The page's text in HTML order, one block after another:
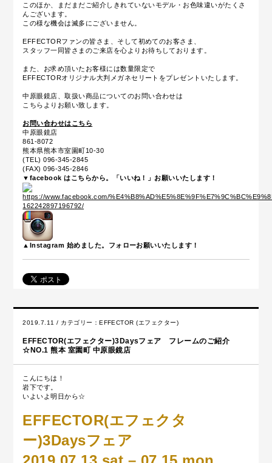
このほか、まだまだご紹介しきれていないモデル・お色味違いがたくさ
んございます。
この様な機会は滅多にございません。
EFFECTORファンの皆さま、そして初めてのお客さま、
スタッフ一同皆さまのご来店を心よりお待ちしております。
また、お求め頂いたお客様には数量限定で
EFFECTORオリジナル大判メガネセリートをプレゼントいたします。
中原眼鏡店、取扱い商品についてのお問い合わせは
こちらよりお願い致します。
お問い合わせはこちら
中原眼鏡店
861-8072
熊本県熊本市室園町10-30
(TEL) 096-345-2845
(FAX) 096-345-2846
▼facebook はこちらから。「いいね！」お願いいたします！
▲Instagram 始めました。フォローお願いいたします！
2019.7.11 / カテゴリー：EFFECTOR (エフェクター)
EFFECTOR(エフェクター)3Daysフェア フレームのご紹介
☆NO.1 熊本 室園町 中原眼鏡店
こんにちは！
岩下です。
いよいよ明日から☆
EFFECTOR(エフェクタ
ー)3Daysフェア